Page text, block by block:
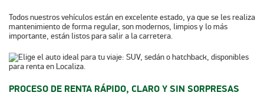
Todos nuestros vehículos están en excelente estado, ya que se les realiza
mantenimiento de forma regular, son modernos, limpios y lo más
importante, están listos para salir a la carretera.
PROCESO DE RENTA RÁPIDO, CLARO Y SIN SORPRESAS